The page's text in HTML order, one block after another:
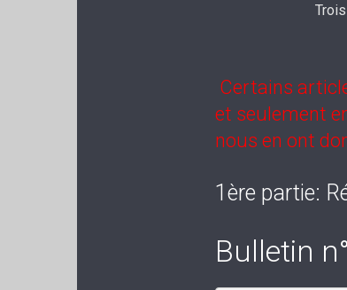
Certains
et seulement
nous en ont
1ère partie:
Bulletin